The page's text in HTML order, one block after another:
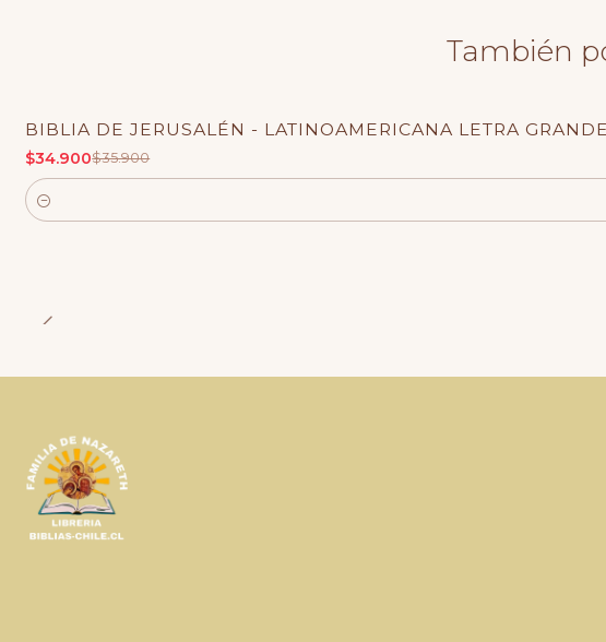
También
-3% OFF
BIBLIA DE JERUSALÉN - LATINOAMERICANA LETRA GRANDE
$34.900$35.900
Cantidad